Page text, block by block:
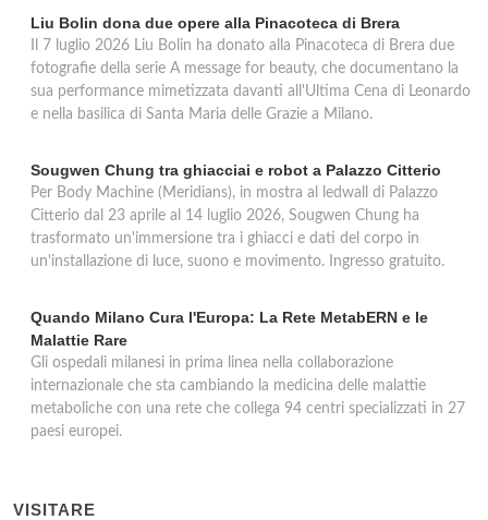
British Institutes
viale Leonardo Da Vinci 43, Trezzano sul Naviglio
Liu Bolin dona due opere alla Pinacoteca di Brera
Il 7 luglio 2026 Liu Bolin ha donato alla Pinacoteca di Brera due
fotografie della serie A message for beauty, che documentano la
sua performance mimetizzata davanti all'Ultima Cena di Leonardo
e nella basilica di Santa Maria delle Grazie a Milano.
Sougwen Chung tra ghiacciai e robot a Palazzo Citterio
Per Body Machine (Meridians), in mostra al ledwall di Palazzo
Citterio dal 23 aprile al 14 luglio 2026, Sougwen Chung ha
trasformato un'immersione tra i ghiacci e dati del corpo in
un'installazione di luce, suono e movimento. Ingresso gratuito.
Quando Milano Cura l'Europa: La Rete MetabERN e le
Malattie Rare
Gli ospedali milanesi in prima linea nella collaborazione
internazionale che sta cambiando la medicina delle malattie
metaboliche con una rete che collega 94 centri specializzati in 27
paesi europei.
VISITARE